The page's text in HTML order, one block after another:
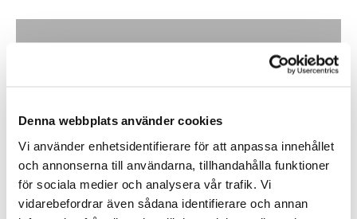
Denna webbplats använder cookies
Vi använder enhetsidentifierare för att anpassa innehållet
och annonserna till användarna, tillhandahålla funktioner
för sociala medier och analysera vår trafik. Vi
vidarebefordrar även sådana identifierare och annan
Inom &
utomhusbelysning
Köp